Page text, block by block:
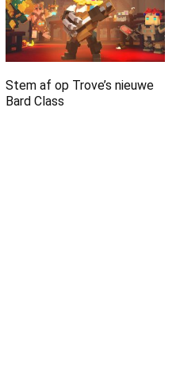
Stem af op Trove’s nieuwe
Bard Class